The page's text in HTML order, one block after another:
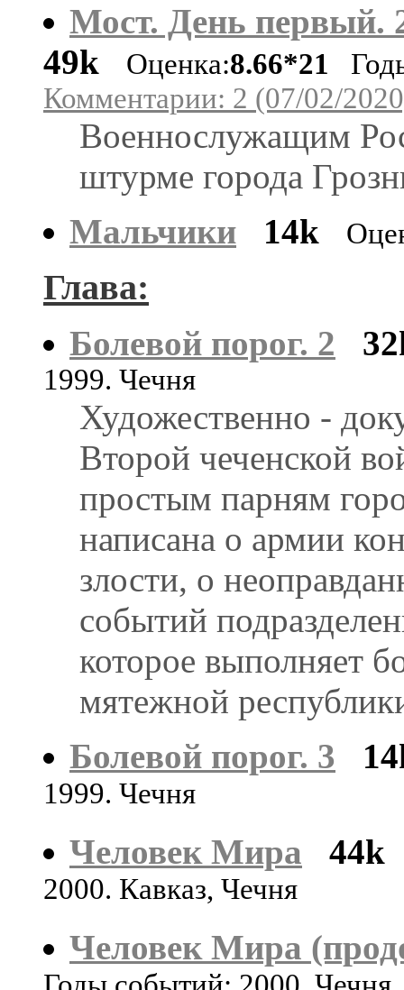
Мост. День первый.
49k
Оценка:8.66*21
Комментарии: 2 (07/02/
Военнослужащим
штурме города
Мальчики
14k
Глава:
Болевой порог. 2
1999. Чечня
Художественно -
Второй чеченской
простым парням
написана о армии
злости, о
событий
которое выполняет
мятежной
Болевой порог. 3
1999. Чечня
Человек Мира
44k
2000. Кавказ, Чечня
Человек Мира